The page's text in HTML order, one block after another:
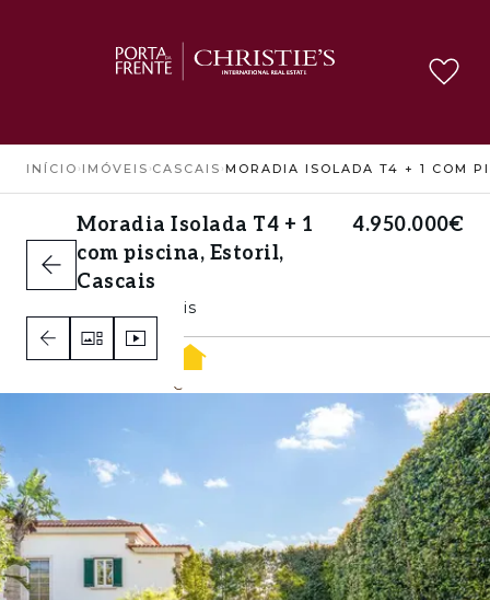
INÍCIO › IMÓVEIS ›CASCAIS ›
Moradia Isolada T4 + 1
com piscina, Estoril,
Cascais
Estoril, Cascais
4.950.000€
4 6
C